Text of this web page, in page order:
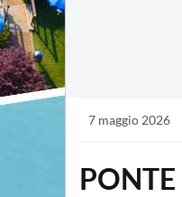
7 maggio 2026